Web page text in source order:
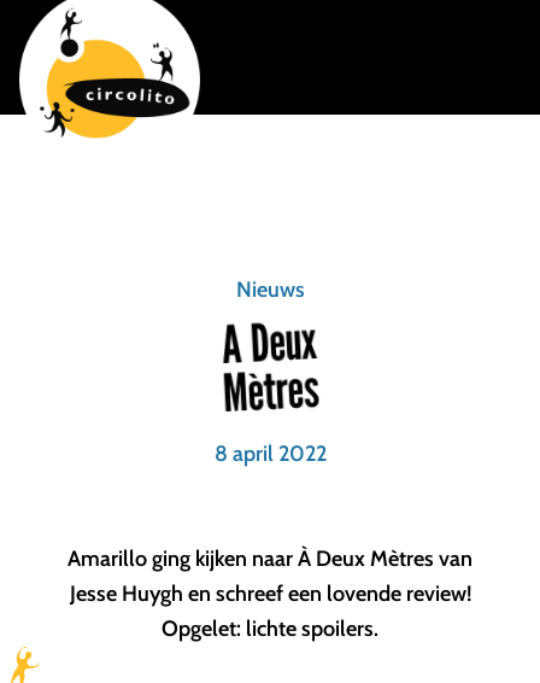
Nieuws
A Deux
Mètres
8 april 2022
Amarillo ging kijken naar À Deux Mètres van
Jesse Huygh en schreef een lovende review!
Opgelet: lichte spoilers.